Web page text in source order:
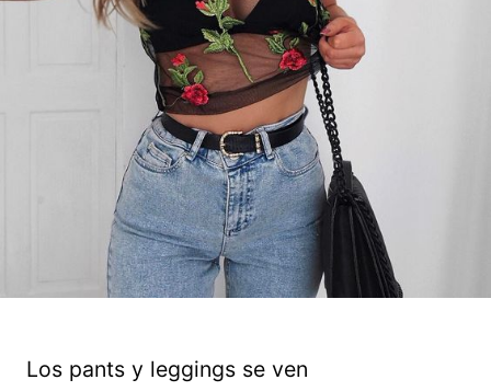
Los pants y leggings se ven